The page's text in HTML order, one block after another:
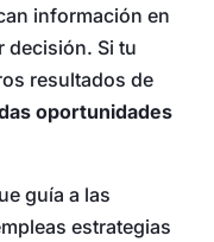
información en
decisión. Si tu
resultados de
oportunidades
guía a las
estrategias